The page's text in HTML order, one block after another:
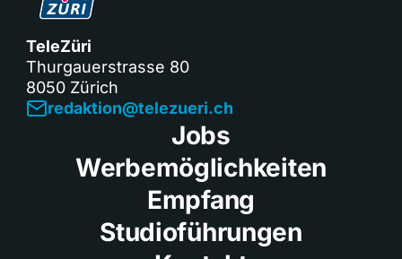
TeleZüri
Thurgauerstrasse 80
8050 Zürich
redaktion@telezueri.ch
Jobs
Werbemöglichkeiten
Empfang
Studioführungen